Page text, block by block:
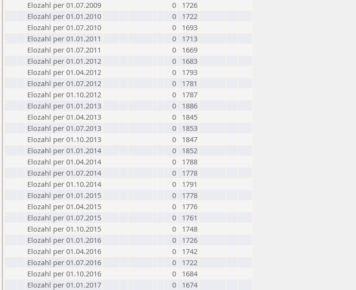
Elozahl per 01.07.2009
0
1726
Elozahl per 01.01.2010
0
1722
Elozahl per 01.07.2010
0
1693
Elozahl per 01.01.2011
0
1713
Elozahl per 01.07.2011
0
1669
Elozahl per 01.01.2012
0
1683
Elozahl per 01.04.2012
0
1793
Elozahl per 01.07.2012
0
1781
Elozahl per 01.10.2012
0
1787
Elozahl per 01.01.2013
0
1886
Elozahl per 01.04.2013
0
1845
Elozahl per 01.07.2013
0
1853
Elozahl per 01.10.2013
0
1847
Elozahl per 01.01.2014
0
1852
Elozahl per 01.04.2014
0
1788
Elozahl per 01.07.2014
0
1778
Elozahl per 01.10.2014
0
1791
Elozahl per 01.01.2015
0
1778
Elozahl per 01.04.2015
0
1776
Elozahl per 01.07.2015
0
1761
Elozahl per 01.10.2015
0
1748
Elozahl per 01.01.2016
0
1726
Elozahl per 01.04.2016
0
1742
Elozahl per 01.07.2016
0
1722
Elozahl per 01.10.2016
0
1684
Elozahl per 01.01.2017
0
1674